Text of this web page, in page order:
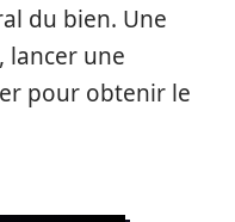
du bien. Une
lancer une
pour obtenir le